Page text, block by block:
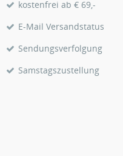
kostenfrei ab € 69,-
E-Mail Versandstatus
Sendungsverfolgung
Samstagszustellung